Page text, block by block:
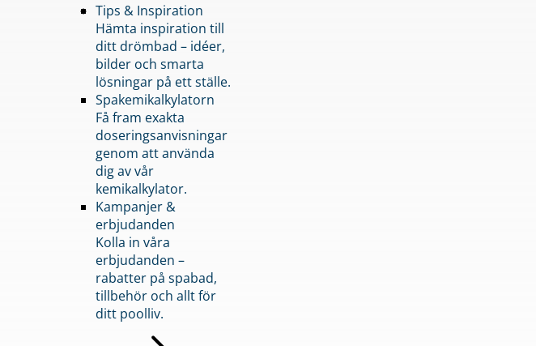
Tips & Inspiration
Hämta inspiration till
ditt drömbad – idéer,
bilder och smarta
lösningar på ett ställe.
Spakemikalkylatorn
Få fram exakta
doseringsanvisningar
genom att använda
dig av vår
kemikalkylator.
Kampanjer &
erbjudanden
Kolla in våra
erbjudanden –
rabatter på spabad,
tillbehör och allt för
ditt poolliv.